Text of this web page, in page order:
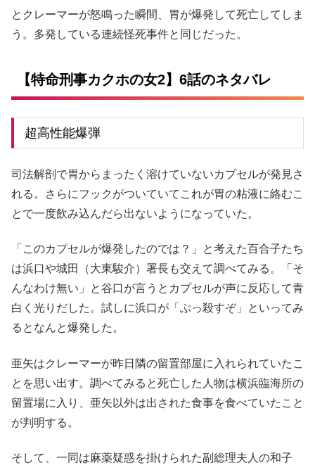
とクレーマーが怒鳴った瞬間、胃が爆発して死亡してしま
う。多発している連続怪死事件と同じだった。
【特命刑事カクホの女2】6話のネタバレ
超高性能爆弾
司法解剖で胃からまったく溶けていないカプセルが発見さ
れる。さらにフックがついていてこれが胃の粘液に絡むこ
とで一度飲み込んだら出ないようになっていた。
「このカプセルが爆発したのでは？」と考えた百合子たち
は浜口や城田（大東駿介）署長も交えて調べてみる。「そ
んなわけ無い」と谷口が言うとカプセルが声に反応して青
白く光りだした。試しに浜口が「ぶっ殺すぞ」といってみ
るとなんと爆発した。
亜矢はクレーマーが昨日隣の留置部屋に入れられていたこ
とを思い出す。調べてみると死亡した人物は横浜臨海所の
留置場に入り、亜矢以外は出された食事を食べていたこと
が判明する。
そして、一同は麻薬疑惑を掛けられた副総理夫人の和子